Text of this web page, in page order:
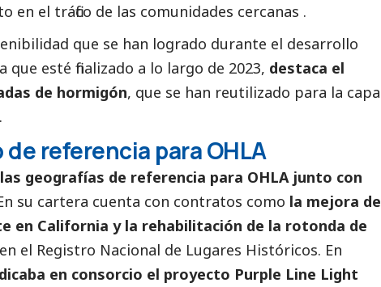
en el tráfico de las comunidades cercanas .
que se han logrado durante el desarrollo
esté finalizado a lo largo de 2023, destaca el
de hormigón, que se han reutilizado para la capa
de referencia para OHLA
geografías de referencia para OHLA junto con
su cartera cuenta con contratos como la mejora de
en California y la rehabilitación de la rotonda de
el Registro Nacional de Lugares Históricos. En
en consorcio el proyecto Purple Line Light